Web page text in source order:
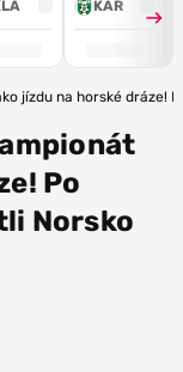
KAR
jízdu na horské dráze!
Po
Norsko